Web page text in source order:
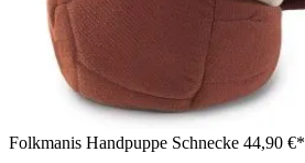
Folkmanis Handpuppe Schnecke 44,90 €*